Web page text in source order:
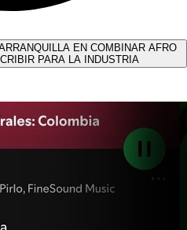
EN COMBINAR AFRO
PARA LA INDUSTRIA